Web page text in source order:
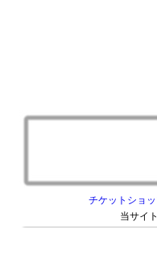
チケットショ
当サイ